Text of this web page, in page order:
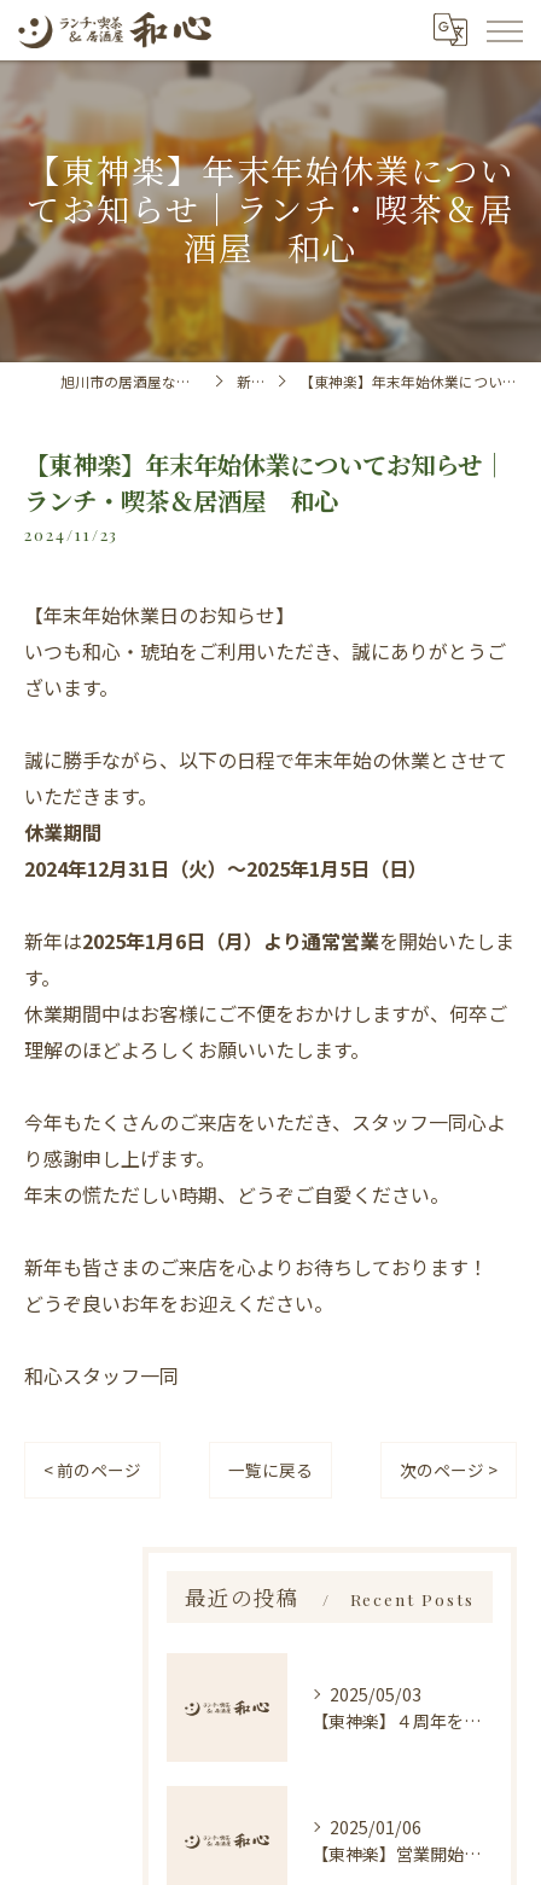
【東神楽】年末年始休業につい
てお知らせ｜ランチ・喫茶＆居
酒屋 和心
旭川市の居酒屋ならランチ・喫茶＆居酒屋 和心 新着情報 【東神楽】年末年始休業についてお知らせ｜ランチ・喫茶＆居酒屋 和心
【東神楽】年末年始休業についてお知らせ｜
ランチ・喫茶＆居酒屋 和心
2024/11/23
【年末年始休業日のお知らせ】
いつも和心・琥珀をご利用いただき、誠にありがとうご
ざいます。
誠に勝手ながら、以下の日程で年末年始の休業とさせて
いただきます。
休業期間
2024年12月31日（火）～2025年1月5日（日）
新年は2025年1月6日（月）より通常営業を開始いたしま
す。
休業期間中はお客様にご不便をおかけしますが、何卒ご
理解のほどよろしくお願いいたします。
今年もたくさんのご来店をいただき、スタッフ一同心よ
り感謝申し上げます。
年末の慌ただしい時期、どうぞご自愛ください。
新年も皆さまのご来店を心よりお待ちしております！
どうぞ良いお年をお迎えください。
和心スタッフ一同
< 前のページ 一覧に戻る 次のページ >
最近の投稿 Recent Posts
2025/05/03
【東神楽】４周年を迎えました｜ランチ・喫茶＆居酒屋 和心
2025/01/06
【東神楽】営業開始のお知らせ｜ランチ・喫茶＆居酒屋 和心